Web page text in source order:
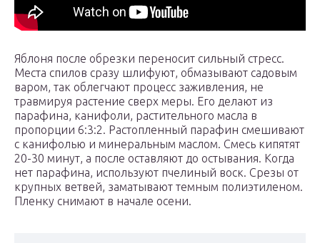
Яблоня после обрезки переносит сильный стресс.
Места спилов сразу шлифуют, обмазывают садовым
варом, так облегчают процесс заживления, не
травмируя растение сверх меры. Его делают из
парафина, канифоли, растительного масла в
пропорции 6:3:2. Растопленный парафин смешивают
с канифолью и минеральным маслом. Смесь кипятят
20-30 минут, а после оставляют до остывания. Когда
нет парафина, используют пчелиный воск. Срезы от
крупных ветвей, заматывают темным полиэтиленом.
Пленку снимают в начале осени.